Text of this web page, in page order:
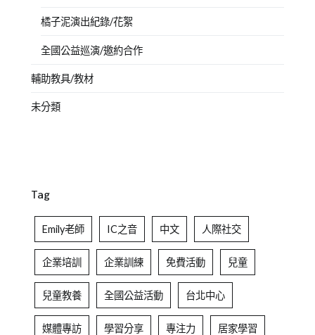
橘子泥演出紀錄/花絮
全國公益巡演/邀約合作
輔助教具/教材
未分類
Tag
Emily老師 IC之音 中文 人際社交
企業培訓 企業訓練 免費活動 兒童
兒童教養 全國公益活動 台北中心
媒體專訪 學習分享 專注力 居家學習